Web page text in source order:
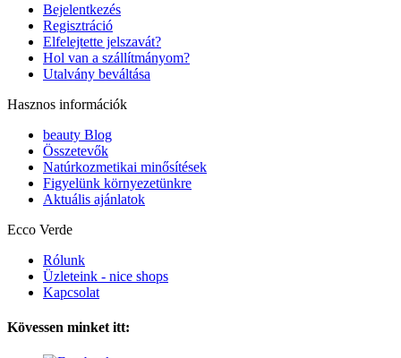
Bejelentkezés
Regisztráció
Elfelejtette jelszavát?
Hol van a szállítmányom?
Utalvány beváltása
Hasznos információk
beauty Blog
Összetevők
Natúrkozmetikai minősítések
Figyelünk környezetünkre
Aktuális ajánlatok
Ecco Verde
Rólunk
Üzleteink - nice shops
Kapcsolat
Kövessen minket itt: